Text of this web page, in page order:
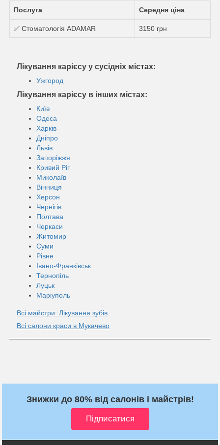
Послуга Середня ціна
✅ Стоматологія ADAMAR 3150 грн
Лікування карієсу у сусідніх містах:
Ужгород
Лікування карієсу в інших містах:
Київ
Одеса
Харків
Дніпро
Львів
Запоріжжя
Кривий Ріг
Миколаїв
Вінниця
Херсон
Чернігів
Полтава
Черкаси
Житомир
Суми
Рівне
Івано-Франківськ
Тернопіль
Луцьк
Маріуполь
Всі майстри: Лікування зубів
Всі салони краси в Мукачево
Знижки до 80% від салонів і майстрів!